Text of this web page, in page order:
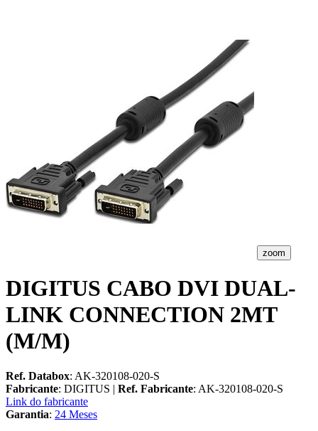
zoom
DIGITUS CABO DVI DUAL-
LINK CONNECTION 2MT
(M/M)
Ref. Databox: AK-320108-020-S
Fabricante: DIGITUS | Ref. Fabricante: AK-320108-020-S
Link do fabricante
Garantia: 24 Meses